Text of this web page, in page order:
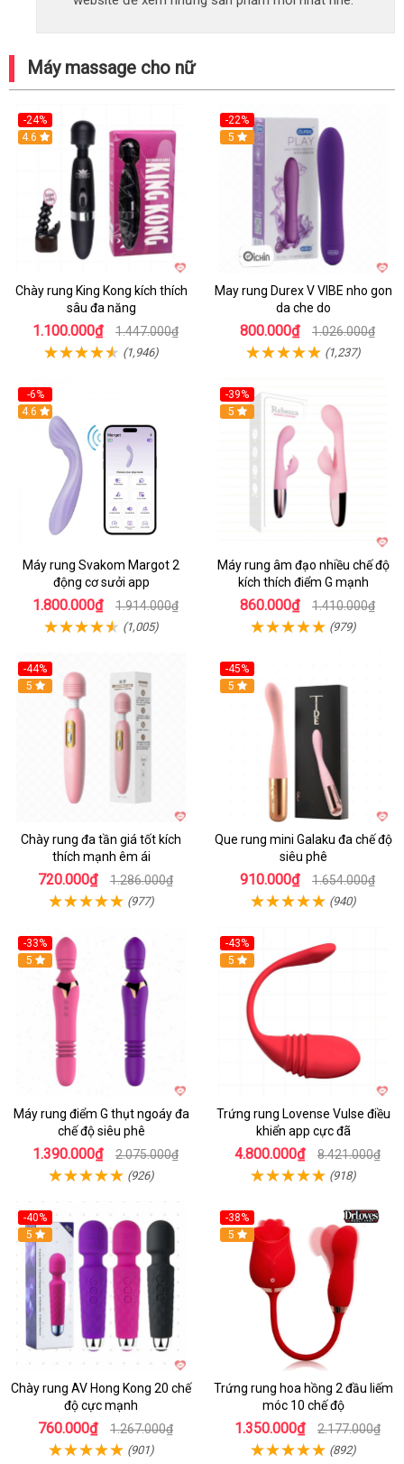
Máy massage cho nữ
-24%
4.6
Chày rung King Kong kích thích
sâu đa năng
1.100.000₫ 1.447.000₫
(1,946)
-22%
Hot
5
May rung Durex V VIBE nho gon
da che do
800.000₫ 1.026.000₫
(1,237)
-6%
4.6
Máy rung Svakom Margot 2
động cơ sưởi app
1.800.000₫ 1.914.000₫
(1,005)
-39%
Hot
5
Máy rung âm đạo nhiều chế độ
kích thích điểm G mạnh
860.000₫ 1.410.000₫
(979)
-44%
Hot
5
Chày rung đa tần giá tốt kích
thích mạnh êm ái
720.000₫ 1.286.000₫
(977)
-45%
Hot
5
Que rung mini Galaku đa chế độ
siêu phê
910.000₫ 1.654.000₫
(940)
-33%
Hot
5
Máy rung điểm G thụt ngoáy đa
chế độ siêu phê
1.390.000₫ 2.075.000₫
(926)
-43%
Hot
5
Trứng rung Lovense Vulse điều
khiển app cực đã
4.800.000₫ 8.421.000₫
(918)
-40%
5
Chày rung AV Hong Kong 20 chế
độ cực mạnh
760.000₫ 1.267.000₫
(901)
-38%
Hot
5
Trứng rung hoa hồng 2 đầu liếm
móc 10 chế độ
1.350.000₫ 2.177.000₫
(892)